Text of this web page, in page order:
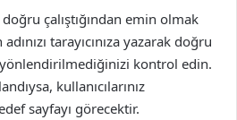
çalıştığından emin olmak
tarayıcınıza yazarak doğru
kontrol edin.
kullanıcılarınız
sayfayı görecektir.